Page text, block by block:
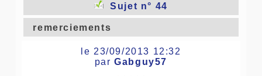
Sujet n° 44
remerciements
le 23/09/2013 12:32
parGabguy57